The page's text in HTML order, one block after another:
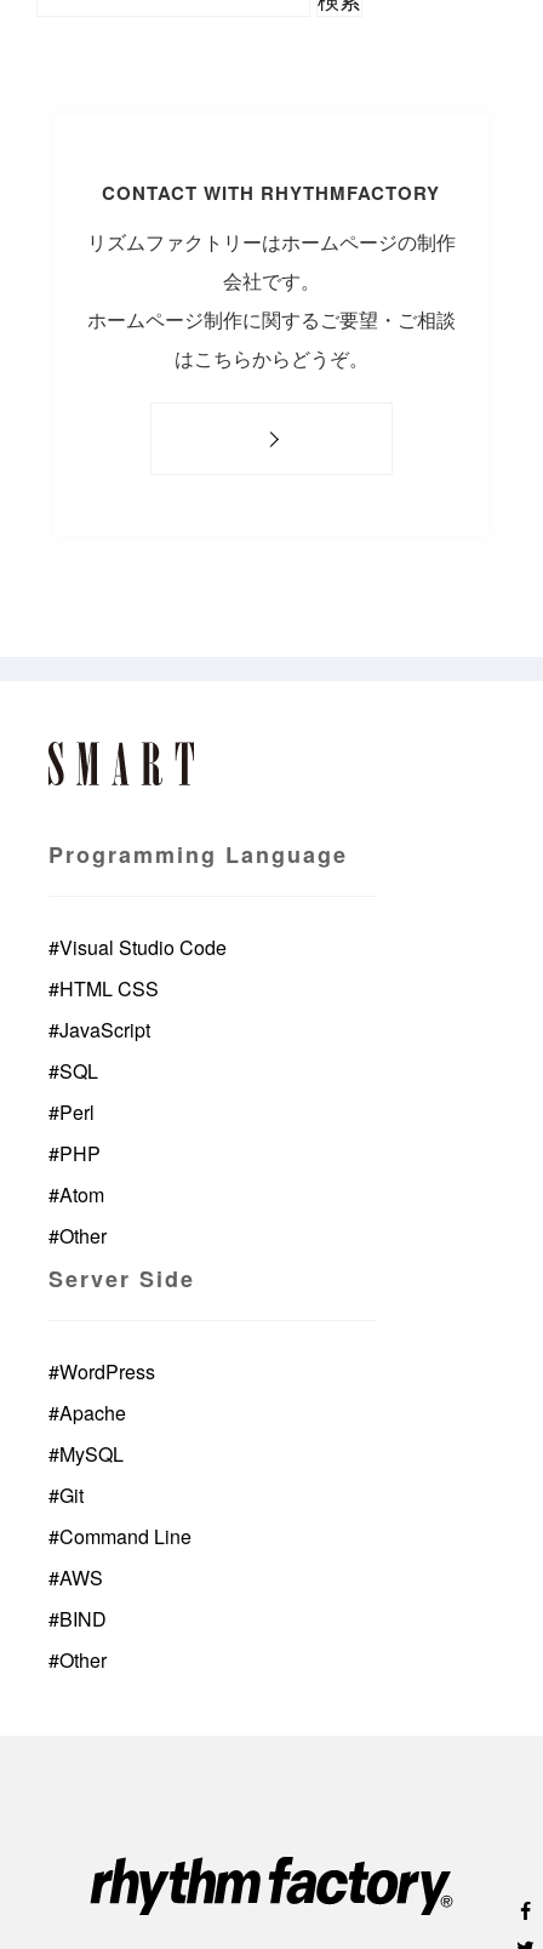
CONTACT WITH RHYTHMFACTORY
リズムファクトリーはホームページの制作
会社です。
ホームページ制作に関するご要望・ご相談
はこちらからどうぞ。
Programming Language
#Visual Studio Code
#HTML CSS
#JavaScript
#SQL
#Perl
#PHP
#Atom
#Other
Server Side
#WordPress
#Apache
#MySQL
#Git
#Command Line
#AWS
#BIND
#Other